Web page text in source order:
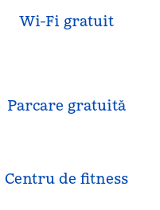
Wi-Fi gratuit
Parcare gratuită
Centru de fitness